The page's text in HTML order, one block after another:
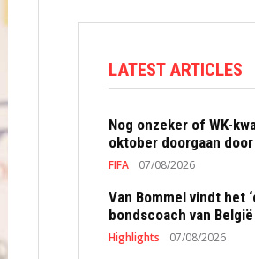
LATEST ARTICLES
Nog onzeker of WK-
oktober doorgaan
FIFA 07/08/2026
Van Bommel vindt het
bondscoach van
Highlights 07/08/2026